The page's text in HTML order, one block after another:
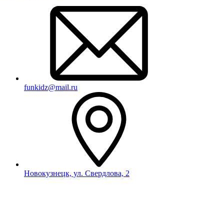
funkidz@mail.ru
Новокузнецк, ул. Свердлова, 2